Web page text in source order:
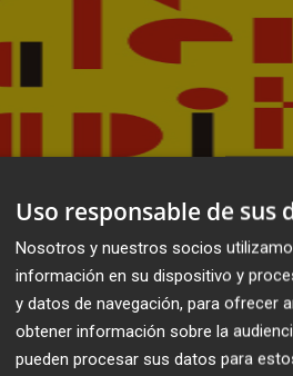
Uso responsable de sus
Nosotros y nuestros socios
información en su dispositivo y
y datos de navegación, para ofrecer
obtener información sobre la
pueden procesar sus datos para